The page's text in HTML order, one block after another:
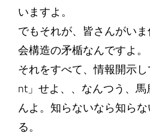
いますよ。
でもそれが、皆さんがい
会構造の矛楯なんですよ。
それをすべて、情報開示し
nt」せよ、、なんつう、
んよ。知らないなら知ら
る。